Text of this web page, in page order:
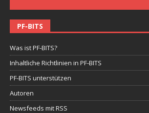
PF-BITS
Was ist PF-BITS?
Inhaltliche Richtlinien in PF-BITS
PF-BITS unterstützen
Autoren
Newsfeeds mit RSS